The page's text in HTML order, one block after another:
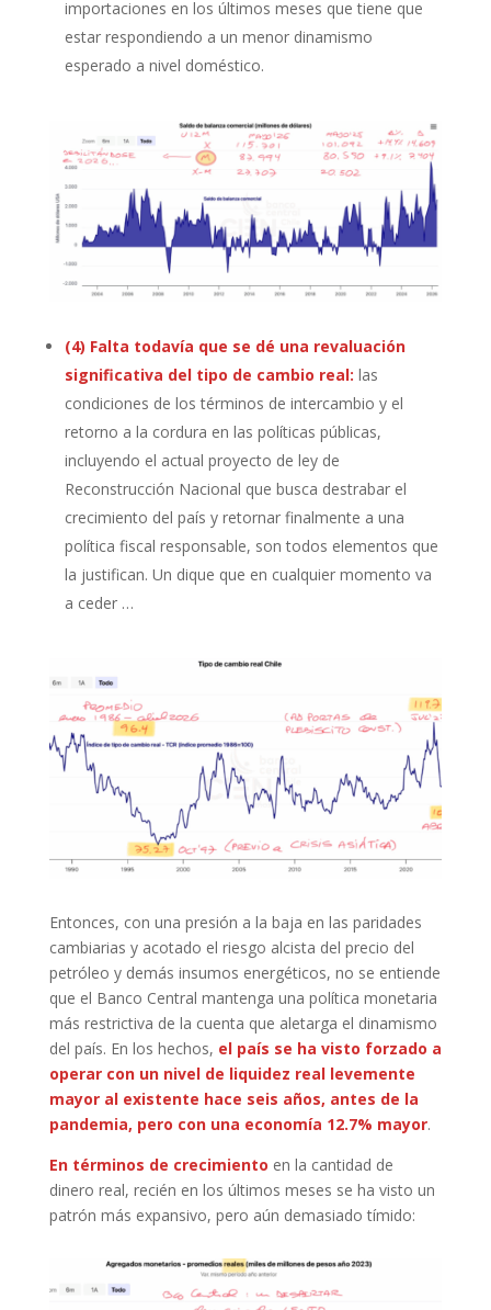
importaciones en los últimos meses que tiene que
estar respondiendo a un menor dinamismo
esperado a nivel doméstico.
(4) Falta todavía que se dé una revaluación
significativa del tipo de cambio real: las
condiciones de los términos de intercambio y el
retorno a la cordura en las políticas públicas,
incluyendo el actual proyecto de ley de
Reconstrucción Nacional que busca destrabar el
crecimiento del país y retornar finalmente a una
política fiscal responsable, son todos elementos que
la justifican. Un dique que en cualquier momento va
a ceder …
Entonces, con una presión a la baja en las paridades
cambiarias y acotado el riesgo alcista del precio del
petróleo y demás insumos energéticos, no se entiende
que el Banco Central mantenga una política monetaria
más restrictiva de la cuenta que aletarga el dinamismo
del país. En los hechos, el país se ha visto forzado a
operar con un nivel de liquidez real levemente
mayor al existente hace seis años, antes de la
pandemia, pero con una economía 12.7% mayor.
En términos de crecimiento en la cantidad de
dinero real, recién en los últimos meses se ha visto un
patrón más expansivo, pero aún demasiado tímido: